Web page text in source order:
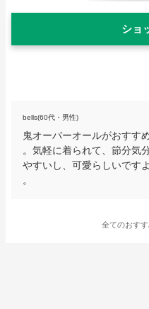
ショ
bells(60代・男性)
鬼オーバーオールがおすす
。気軽に着られて、節分気
やすいし、可愛らしいです
。
全てのおすす